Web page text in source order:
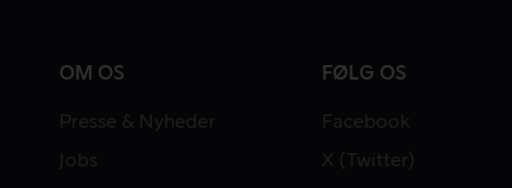
OM OS
Presse & Nyheder
Jobs
FØLG OS
Facebook
X (Twitter)